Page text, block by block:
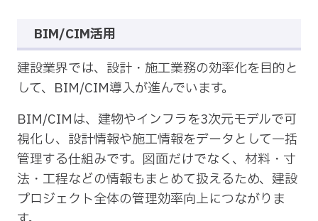
BIM/CIM活用
建設業界では、設計・施工業務の効率化を目的と
して、BIM/CIM導入が進んでいます。
BIM/CIMは、建物やインフラを3次元モデルで可
視化し、設計情報や施工情報をデータとして一括
管理する仕組みです。図面だけでなく、材料・寸
法・工程などの情報もまとめて扱えるため、建設
プロジェクト全体の管理効率向上につながりま